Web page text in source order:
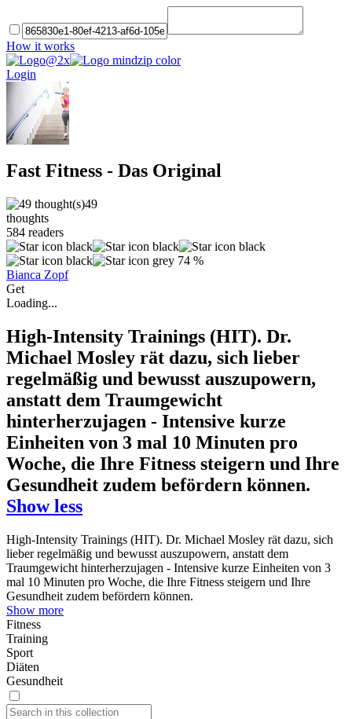
How it works
Login
Fast Fitness - Das Original
49
thoughts
584 readers
74 %
Bianca Zopf
Get
Loading...
High-Intensity Trainings (HIT). Dr.
Michael Mosley rät dazu, sich lieber
regelmäßig und bewusst auszupowern,
anstatt dem Traumgewicht
hinterherzujagen - Intensive kurze
Einheiten von 3 mal 10 Minuten pro
Woche, die Ihre Fitness steigern und Ihre
Gesundheit zudem befördern können.
Show less
High-Intensity Trainings (HIT). Dr. Michael Mosley rät dazu, sich
lieber regelmäßig und bewusst auszupowern, anstatt dem
Traumgewicht hinterherzujagen - Intensive kurze Einheiten von 3
mal 10 Minuten pro Woche, die Ihre Fitness steigern und Ihre
Gesundheit zudem befördern können.
Show more
Fitness
Training
Sport
Diäten
Gesundheit